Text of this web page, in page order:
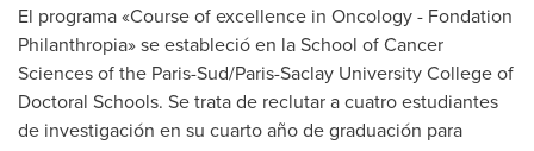
El programa «Course of excellence in Oncology - Fondation
Philanthropia» se estableció en la School of Cancer
Sciences of the Paris-Sud/Paris-Saclay University College of
Doctoral Schools. Se trata de reclutar a cuatro estudiantes
de investigación en su cuarto año de graduación para